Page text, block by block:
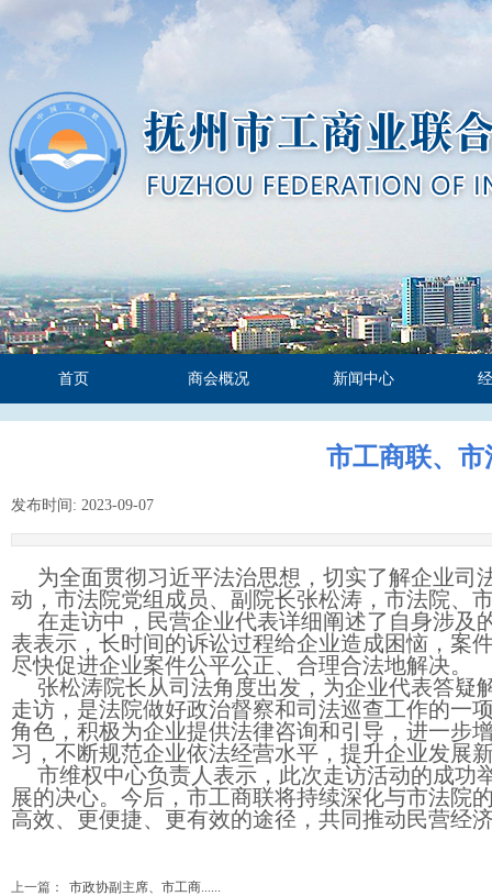
首页 商会概况 新闻中心
市工商联、市
发布时间: 2023-09-07
为全面贯彻习近平法治思想，切实了解企业司
动，市法院党组成员、副院长张松涛，市法院、
在走访中，民营企业代表详细阐述了自身涉及
表表示，长时间的诉讼过程给企业造成困恼，案
尽快促进企业案件公平公正、合理合法地解决。
张松涛院长从司法角度出发，为企业代表答疑
走访，是法院做好政治督察和司法巡查工作的一
角色，积极为企业提供法律咨询和引导，进一步
习，不断规范企业依法经营水平，提升企业发展
市维权中心负责人表示，此次走访活动的成功
展的决心。今后，市工商联将持续深化与市法院
高效、更便捷、更有效的途径，共同推动民营经
上一篇：
市政协副主席、市工商......